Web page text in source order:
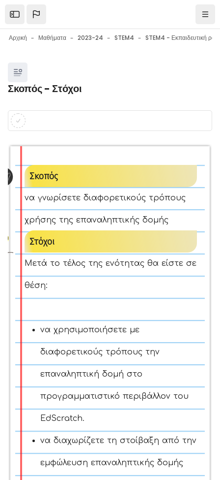
Open the sidebar
Αρχική Μαθήματα 2023-24 STEM4
Μπλοκ
Σκοπός - Στόχοι
Μπλοκ
Απαιτήσεις ολοκλήρωσης
Σκοπός
να γνωρίσετε διαφορετικούς τρόπους
χρήσης της επαναληπτικής δομής
Στόχοι
Μετά το τέλος της ενότητας θα είστε σε
θέση:
να χρησιμοποιήσετε με
διαφορετικούς τρόπους την
επαναληπτική δομή στο
προγραμματιστικό περιβάλλον του
EdScratch.
να διαχωρίζετε τη στοίβαξη από την
εμφώλευση επαναληπτικής δομής